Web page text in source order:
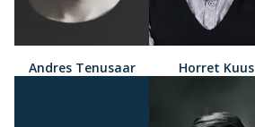
Andres Tenusaar Horret Kuus